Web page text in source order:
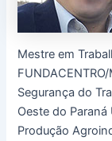
Mestre em
Segurança do
Oeste do Paraná
Produção